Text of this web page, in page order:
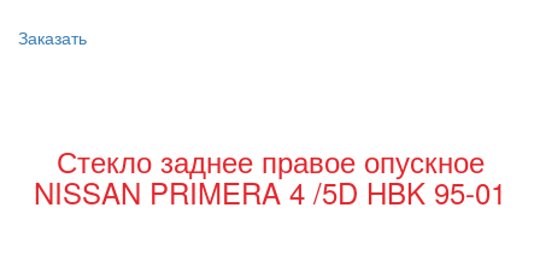
Заказать
Стекло заднее правое опускное
NISSAN PRIMERA 4 /5D HBK 95-01